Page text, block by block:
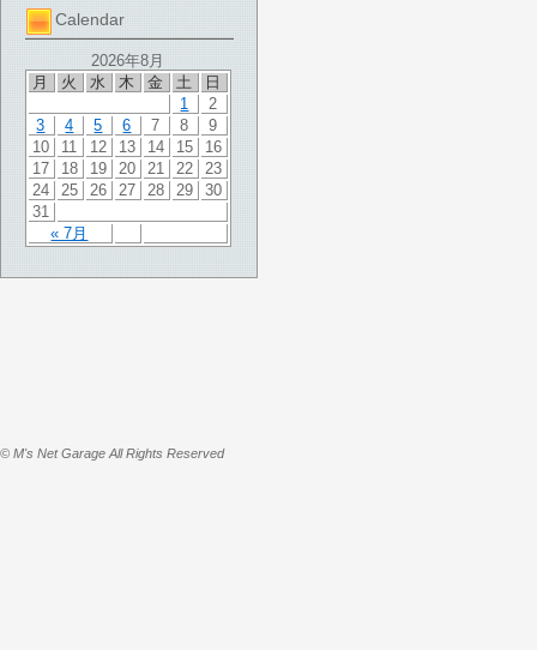
Calendar
2026年8月
月
火 水 木 金 土 日
« 7月
1
2
3
4 5 6 7 8
9
10
11 12 13 14 15
16
17
18 19 20 21 22
23
24
25 26 27 28 29
30
31
© M's Net Garage All Rights Reserved